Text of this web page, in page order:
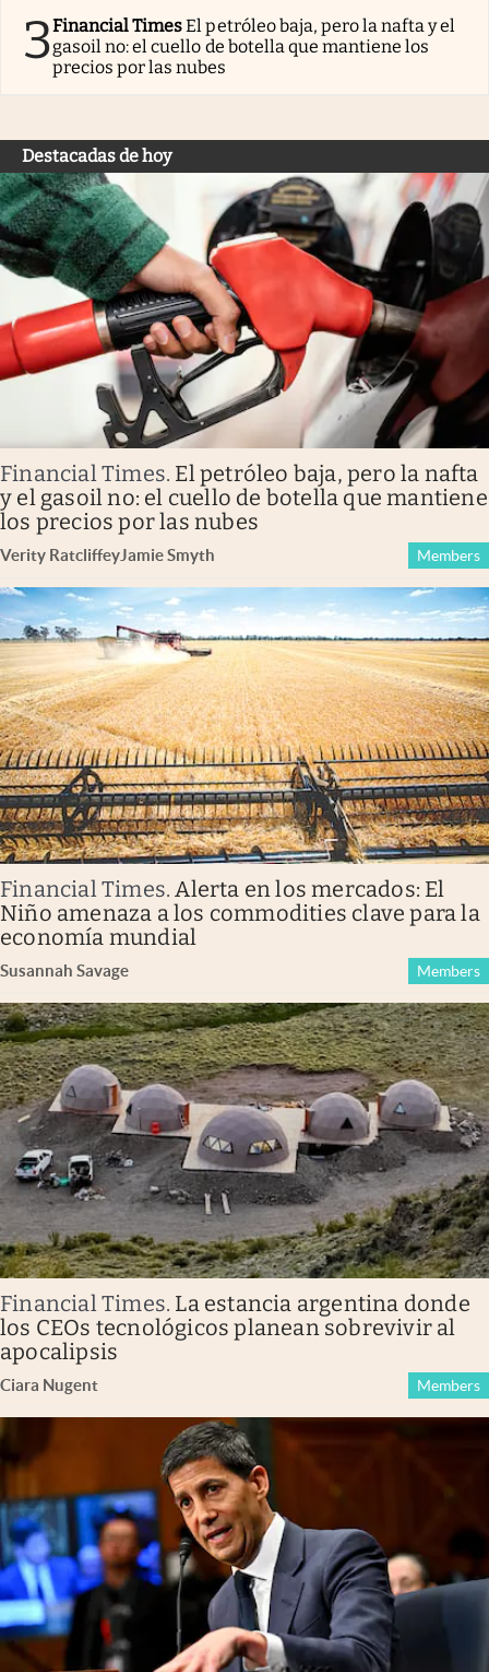
3Financial TimesEl petróleo baja, pero la nafta y el
gasoil no: el cuello de botella que mantiene los
precios por las nubes
Destacadas de hoy
Financial Times. El petróleo baja, pero la nafta
y el gasoil no: el cuello de botella que mantiene
los precios por las nubes
Verity RatcliffeyJamie Smyth Members
Financial Times.Alerta en los mercados: El
Niño amenaza a los commodities clave para la
economía mundial
Susannah Savage Members
Financial Times. La estancia argentina donde
los CEOs tecnológicos planean sobrevivir al
apocalipsis
Ciara Nugent Members